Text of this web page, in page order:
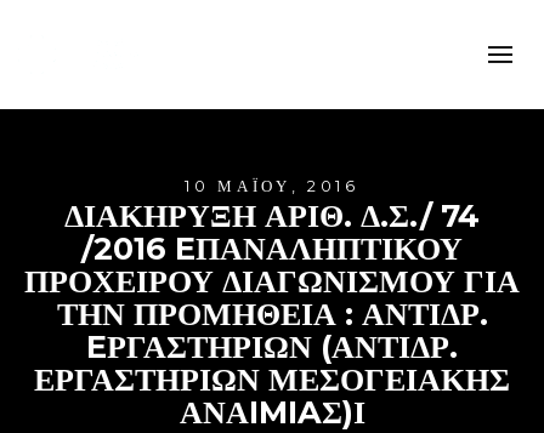
10 ΜΑΪ́ΟΥ, 2016
ΔΙΑΚΗΡΥΞΗ ΑΡΙΘ. Δ.Σ./ 74
/2016 EΠΑΝΑΛΗΠΤΙΚΟΥ
ΠΡΟΧΕΙΡΟΥ ΔΙΑΓΩΝΙΣΜΟΥ ΓΙΑ
ΤΗΝ ΠΡΟΜΉΘΕΙΑ : ΑΝΤΙΔΡ.
EΡΓΑΣΤΗΡΙΩΝ (ΑΝΤΙΔΡ.
ΕΡΓΑΣΤΗΡΙΩΝ ΜΕΣΟΓΕΙΑΚΗΣ
ΑΝΑIMIAΣ)Ι